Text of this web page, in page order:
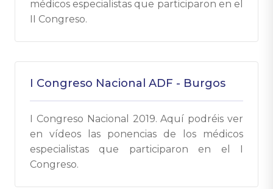
médicos especialistas que participaron en el
II Congreso.
I Congreso Nacional ADF - Burgos
I Congreso Nacional 2019. Aquí podréis ver
en vídeos las ponencias de los médicos
especialistas que participaron en el I
Congreso.